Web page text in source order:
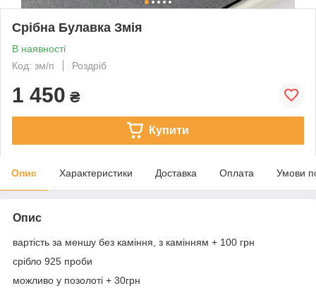
Срібна Булавка Змія
В наявності
Код: зм/п
Роздріб
1 450 ₴
Купити
Опис Характеристики Доставка Оплата Умови
Опис
вартість за меншу без каміння, з камінням + 100 грн
срібло 925 проби
можливо у позолоті + 30грн